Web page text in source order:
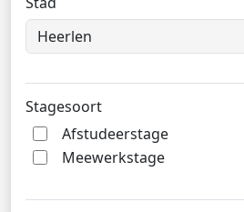
Stagesoort
Afstudeerstage
Meewerkstage